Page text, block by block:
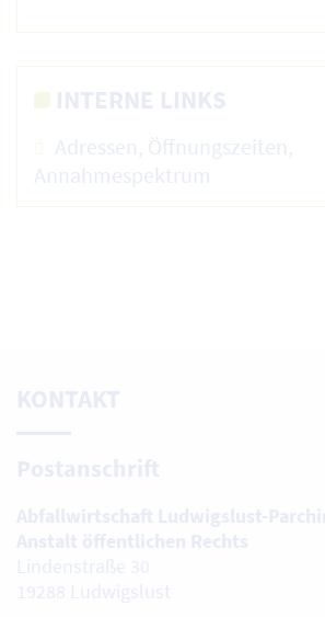
INTERNE LINKS
Adressen, Öffnungszeiten,
Annahmespektrum
KONTAKT
Postanschrift
Abfallwirtschaft Ludwigslust-
Anstalt öffentlichen Rechts
Lindenstraße 30
19288 Ludwigslust